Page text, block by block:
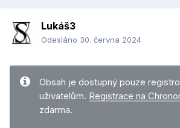
Lukáš3
Odesláno 30. června 2024
Obsah je dostupný pouze
uživatelům. Registrace na
zdarma.